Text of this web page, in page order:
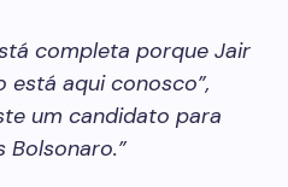
completa porque Jair
está aqui conosco”,
um candidato para
Bolsonaro.”